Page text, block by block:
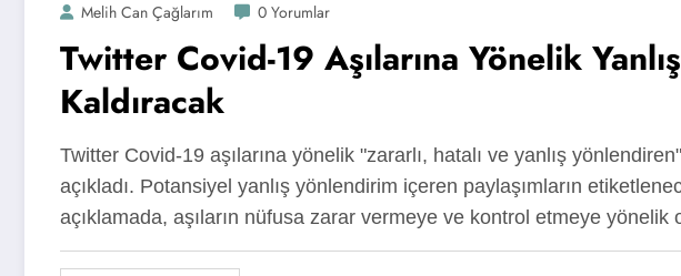
Melih Can Çağlarım 0 Yorumlar
Twitter Covid-19 Aşılarına Yönelik
Kaldıracak
Twitter Covid-19 aşılarına yönelik "zararlı, hatalı ve yanlış
açıkladı. Potansiyel yanlış yönlendirim içeren paylaşımların
açıklamada, aşıların nüfusa zarar vermeye ve kontrol etmeye